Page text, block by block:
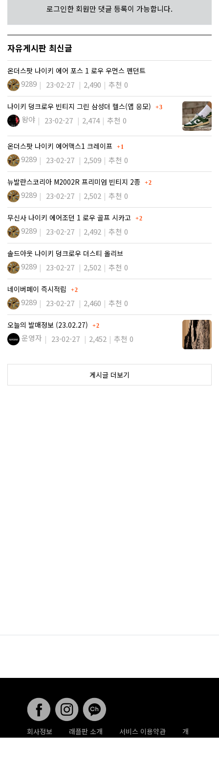
로그인한 회원만 댓글 등록이 가능합니다.
자유게시판 최신글
온더스팟 나이키 에어 포스 1 로우 우먼스 펜던트
9289 23-02-27 2,490 추천 0
나이키 덩크로우 빈티지 그린 삼성더 헬스(앱 응모) 댓글
3
왕야 23-02-27 2,474 추천 0
온더스팟 나이키 에어맥스1 크레이프 댓글
1
9289 23-02-27 2,509 추천 0
뉴발란스코리아 M2002R 프리미엄 빈티지 2종 댓글
2
9289 23-02-27 2,502 추천 0
무신사 나이키 에어조던 1 로우 골프 시카고 댓글
2
9289 23-02-27 2,492 추천 0
솔드아웃 나이키 덩크로우 더스티 올리브
9289 23-02-27 2,502 추천 0
네이버페이 즉시적립 댓글
2
9289 23-02-27 2,460 추천 0
오늘의 발매정보 (23.02.27) 댓글
2
운영자 23-02-27 2,452 추천 0
게시글 더보기
회사정보 래플판 소개 서비스 이용약관
개